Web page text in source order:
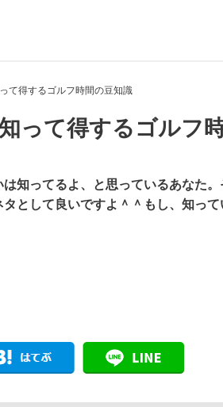
て得するゴルフ時間の豆知識
って得するゴルフ
知ってるよ、と思っているあなた
として良いですよ＾＾もし、知っ